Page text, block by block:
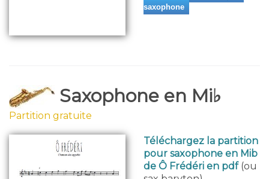
saxophone
Saxophone en Mi♭
Partition gratuite
Téléchargez la partition
pour saxophone en Mib
de Ô Frédéri en pdf(ou